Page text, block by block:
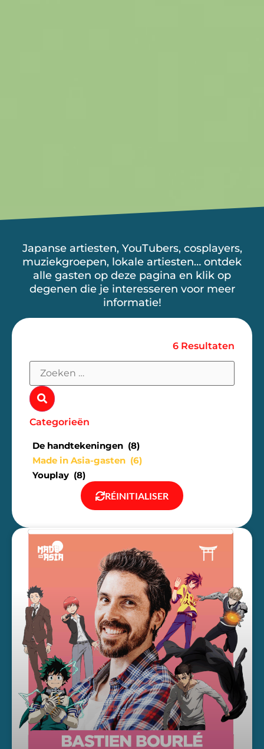
Japanse artiesten, YouTubers, cosplayers,
muziekgroepen, lokale artiesten… ontdek
alle gasten op deze pagina en klik op
degenen die je interesseren voor meer
informatie!
6 Resultaten
Categorieën
De handtekeningen (8)
Made in Asia-gasten (6)
Youplay (8)
RÉINITIALISER